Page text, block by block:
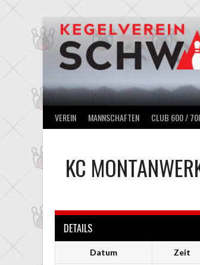
VEREIN MANNSCHAFTEN CLUB 600 /
KC
DETAILS
Datum Zeit